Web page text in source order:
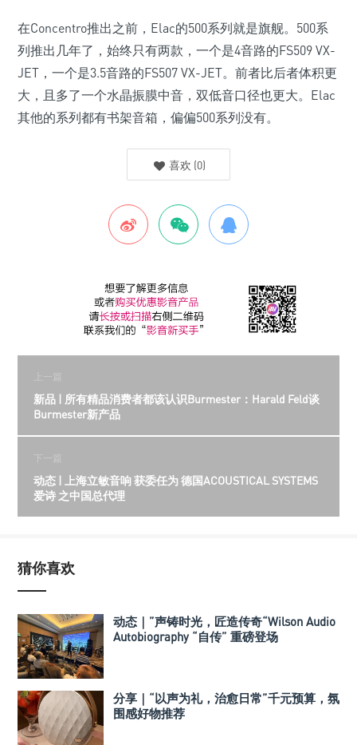
在Concentro推出之前，Elac的500系列就是旗舰。500系
列推出几年了，始终只有两款，一个是4音路的FS509 VX-
JET，一个是3.5音路的FS507 VX-JET。前者比后者体积更
大，且多了一个水晶振膜中音，双低音口径也更大。Elac
其他的系列都有书架音箱，偏偏500系列没有。
喜欢 (0)
上一篇
新品 | 所有精品消费者都该认识Burmester：Harald Feld谈
Burmester新产品
下一篇
动态 | 上海立敏音响 获委任为 德国ACOUSTICAL SYSTEMS
爱诗 之中国总代理
猜你喜欢
动态｜”声铸时光，匠造传奇“Wilson Audio
Autobiography “自传” 重磅登场
分享｜“以声为礼，治愈日常”千元预算，氛
围感好物推荐